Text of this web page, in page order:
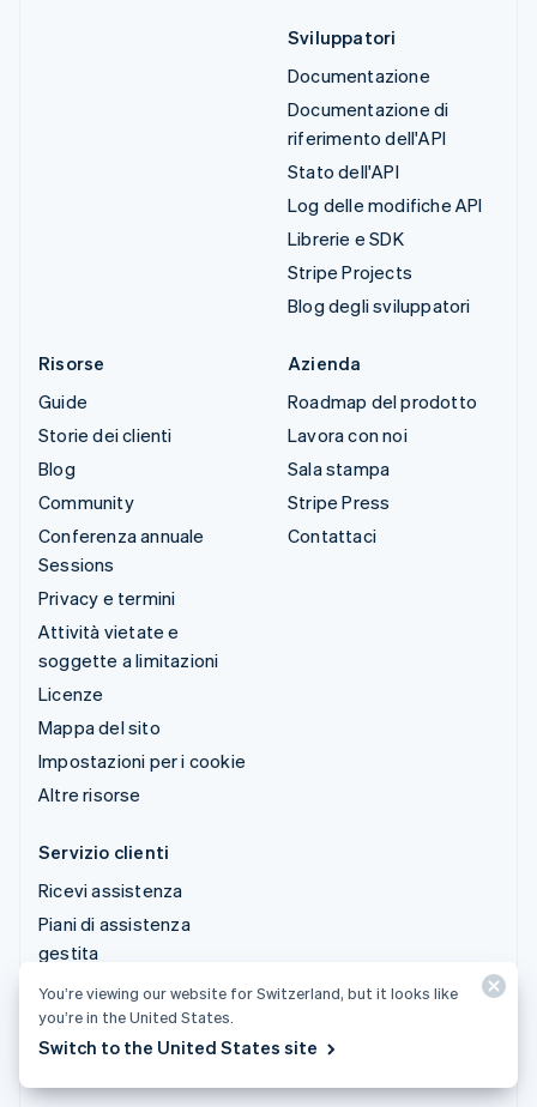
Sviluppatori
Documentazione
Documentazione di
riferimento dell'API
Stato dell'API
Log delle modifiche API
Librerie e SDK
Stripe Projects
Blog degli sviluppatori
Risorse
Guide
Storie dei clienti
Blog
Community
Conferenza annuale
Sessions
Privacy e termini
Attività vietate e
soggette a limitazioni
Licenze
Mappa del sito
Impostazioni per i cookie
Altre risorse
Azienda
Roadmap del prodotto
Lavora con noi
Sala stampa
Stripe Press
Contattaci
Servizio clienti
Ricevi assistenza
Piani di assistenza
gestita
© 2026 Stripe, LLC
You’re viewing our website for Switzerland, but it looks like
you’re in the United States.
Switch to the United States site